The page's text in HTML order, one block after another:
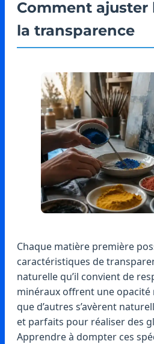
Comment ajuster
la transparence
Chaque matière première
caractéristiques de
naturelle qu’il convient de
minéraux offrent une
que d’autres s’avèrent
et parfaits pour réaliser des
Apprendre à dompter ces